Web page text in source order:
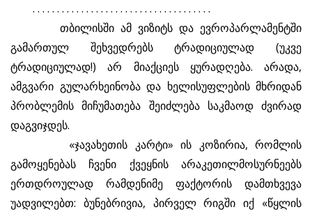
. . . . . . . . . . . . . . . . . . . . . . . . . . . . . . . . . . . . .
თბილისში ამ ვიზიტს და ევროპარლამენტში
გამართულ შეხვედრებს ტრადიციულად (უკვე
ტრადიციულად!) არ მიაქციეს ყურადღება. არადა,
ამგვარი გულარხეინობა და ხელისუფლების მხრიდან
პრობლემის მიჩუმათება შეიძლება საკმაოდ ძვირად
დაგვიჯდეს.
«ჯავახეთის კარტი» ის კოზირია, რომლის
გამოყენებას ჩვენი ქვეყნის არაკეთილმოსურნეებს
ერთდროულად რამდენიმე ფაქტორის დამთხვევა
უადვილებთ: ბუნებრივია, პირველ რიგში იქ «წყლის